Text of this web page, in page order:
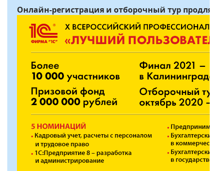
Онлайн-регистрация и отборочный тур